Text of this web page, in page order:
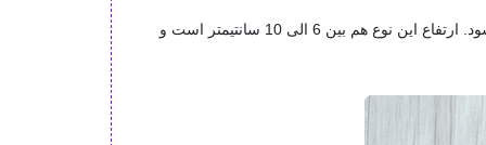
قرنیز های چوبی هم یکی دیگر از انواع قرنیز هستند که در زمانی که در کف محل از پارکت استفاده شده باشد، از نوع چوبی استفاده می شود. ارتفاع این نوع هم بین 6 الی 10 سانتیمتر است و